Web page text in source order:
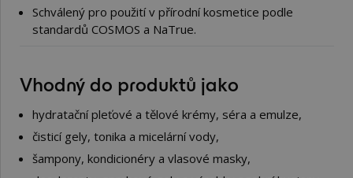
Schválený pro použití v přírodní kosmetice podle
standardů COSMOS a NaTrue.
Vhodný do produktů jako
hydratační pleťové a tělové krémy, séra a emulze,
čisticí gely, tonika a micelární vody,
šampony, kondicionéry a vlasové masky,